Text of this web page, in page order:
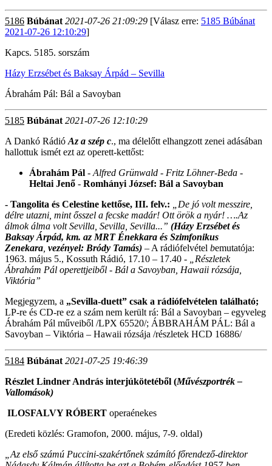
5186 Búbánat 2021-07-26 21:09:29 [Válasz erre: 5185 Búbánat
2021-07-26 12:10:29]
Kapcs. 5185. sorszám
Házy Erzsébet és Baksay Árpád – Sevilla
Ábrahám Pál: Bál a Savoyban
5185 Búbánat 2021-07-26 12:10:29
A Dankó Rádió Az a szép c., ma délelőtt elhangzott zenei adásában
hallottuk ismét ezt az operett-kettőst:
Ábrahám Pál - Alfred Grünwald - Fritz Löhner-Beda -
Heltai Jenő - Romhányi József: Bál a Savoyban
- Tangolita és Celestine kettőse, III. felv.:
„De jó volt messzire,
délre utazni, mint ősszel a fecske madár! Ott örök a nyár! ….Az
álmok álma volt Sevilla, Sevilla, Sevilla...” (Házy Erzsébet és
Baksay Árpád, km. az MRT Énekkara és Szimfonikus
Zenekara vezényel: Bródy Tamás) – A rádiófelvétel bemutatója:
1963. május 5., Kossuth Rádió, 17.10 – 17.40 -
„Részletek
Ábrahám Pál operettjeiből - Bál a Savoyban, Hawaii rózsája,
Viktória”
Megjegyzem, a „Sevilla-duett” csak a rádiófelvételen található;
LP-re és CD-re ez a szám nem került rá: Bál a Savoyban – egyveleg
Ábrahám Pál műveiből /LPX 65520/; ÁBBRAHÁM PÁL: Bál a
Savoyban – Viktória – Hawaii rózsája /részletek HCD 16886/
5184 Búbánat 2021-07-25 19:46:39
Részlet Lindner András interjúkötetéből (Művészportrék –
Vallomások)
ILOSFALVY RÓBERT operaénekes
(Eredeti közlés: Gramofon, 2000. május, 7-9. oldal)
„Az első számú Puccini-szakértőnek számító főrendező-direktor